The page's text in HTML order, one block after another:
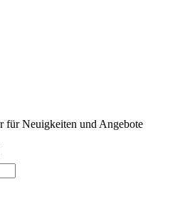
für Neuigkeiten und Angebote